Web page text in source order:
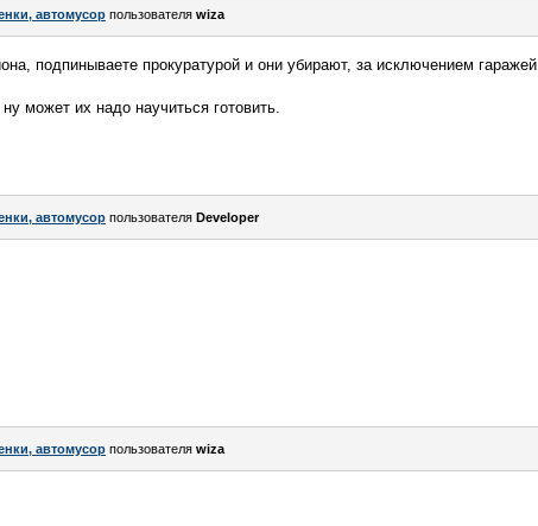
автомусор пользователя wiza
подпинываете прокуратурой и они убирают, за исключением гаражей
может их надо научиться готовить.
автомусор пользователя Developer
автомусор пользователя wiza